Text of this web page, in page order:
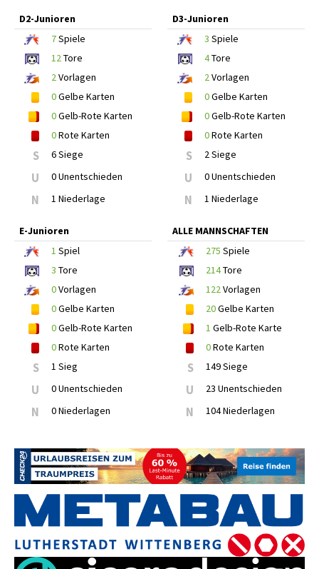
D2-Junioren
7Spiele
12 Tore
2 Vorlagen
0Gelbe Karten
0Gelb-Rote Karten
0Rote Karten
S 6 Siege
U 0 Unentschieden
N 1 Niederlage
D3-Junioren
3 Spiele
4Tore
2 Vorlagen
0Gelbe Karten
0Gelb-Rote Karten
0Rote Karten
S 2 Siege
U 0 Unentschieden
N 1 Niederlage
E-Junioren
1 Spiel
3 Tore
0Vorlagen
0Gelbe Karten
0Gelb-Rote Karten
0Rote Karten
S 1 Sieg
U 0 Unentschieden
N 0 Niederlagen
ALLE MANNSCHAFTEN
275 Spiele
214Tore
122 Vorlagen
20Gelbe Karten
1 Gelb-Rote Karte
0Rote Karten
S 149 Siege
U 23 Unentschieden
N 104 Niederlagen